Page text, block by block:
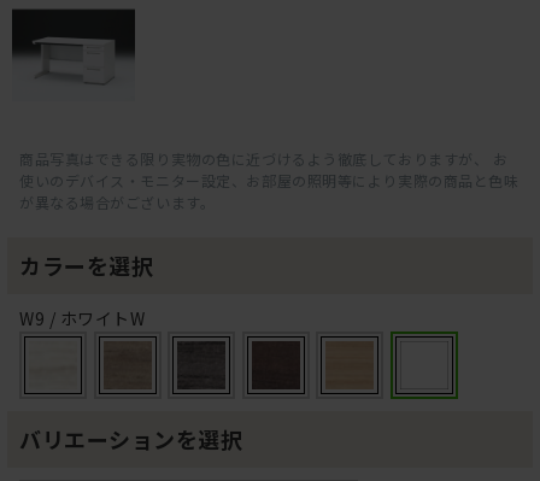
商品写真はできる限り実物の色に近づけるよう徹底しておりますが、 お
使いのデバイス・モニター設定、お部屋の照明等により実際の商品と色味
が異なる場合がございます。
カラーを選択
W9 / ホワイトW
バリエーションを選択